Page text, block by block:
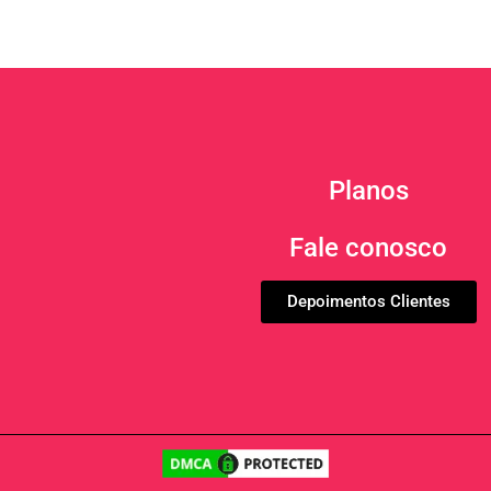
Planos
Fale conosco
Depoimentos Clientes